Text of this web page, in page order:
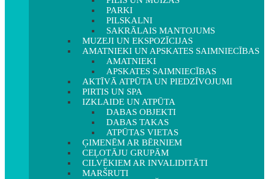
PARKI
PILSKALNI
SAKRĀLAIS MANTOJUMS
MUZEJI UN EKSPOZĪCIJAS
AMATNIEKI UN APSKATES SAIMNIECĪBAS
AMATNIEKI
APSKATES SAIMNIECĪBAS
AKTĪVĀ ATPŪTA UN PIEDZĪVOJUMI
PIRTIS UN SPA
IZKLAIDE UN ATPŪTA
DABAS OBJEKTI
DABAS TAKAS
ATPŪTAS VIETAS
ĢIMENĒM AR BĒRNIEM
CEĻOTĀJU GRUPĀM
CILVĒKIEM AR INVALIDITĀTI
MARŠRUTI